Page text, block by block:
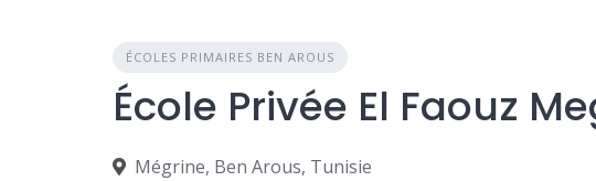
ÉCOLES PRIMAIRES BEN AROUS
Mégrine, Ben Arous, Tunisie